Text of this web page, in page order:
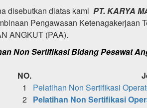
disebutkan diatas kami PT. KARYA
Pengawasan Ketenagakerjaan
ANGKUT (PAA).
Non Sertifikasi Bidang Pesawat
NO.
1
Pelatihan Non Sertifikasi
2
Pelatihan Non Sertifikasi